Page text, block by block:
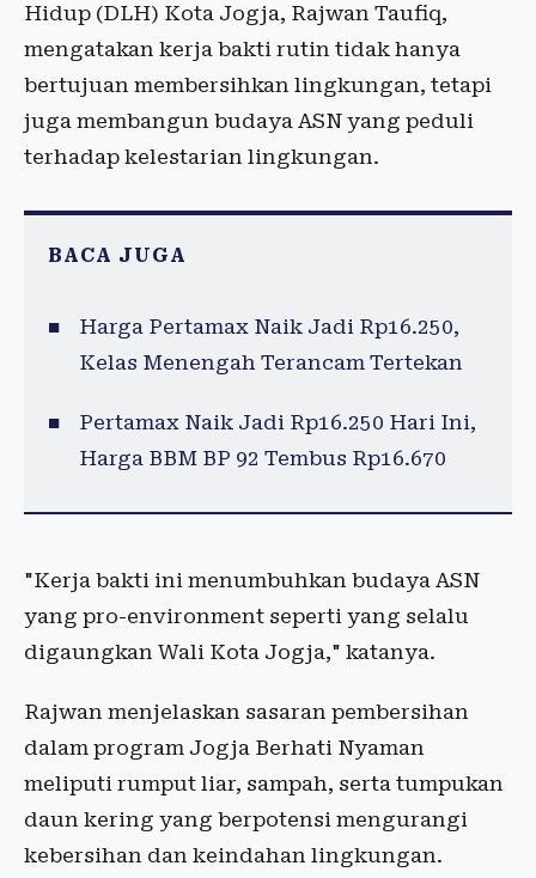
Hidup (DLH) Kota Jogja, Rajwan Taufiq,
mengatakan kerja bakti rutin tidak hanya
bertujuan membersihkan lingkungan, tetapi
juga membangun budaya ASN yang peduli
terhadap kelestarian lingkungan.
BACA JUGA
Harga Pertamax Naik Jadi Rp16.250,
Kelas Menengah Terancam Tertekan
Pertamax Naik Jadi Rp16.250 Hari Ini,
Harga BBM BP 92 Tembus Rp16.670
"Kerja bakti ini menumbuhkan budaya ASN
yang pro-environment seperti yang selalu
digaungkan Wali Kota Jogja," katanya.
Rajwan menjelaskan sasaran pembersihan
dalam program Jogja Berhati Nyaman
meliputi rumput liar, sampah, serta tumpukan
daun kering yang berpotensi mengurangi
kebersihan dan keindahan lingkungan.